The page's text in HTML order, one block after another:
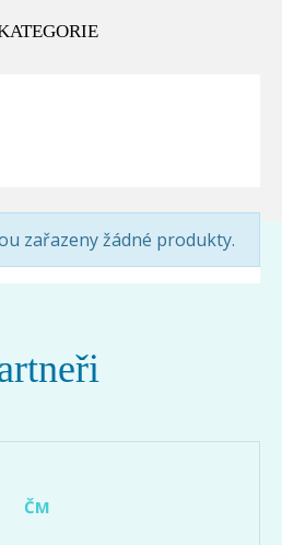
zařazeny žádné produkty.
ČM